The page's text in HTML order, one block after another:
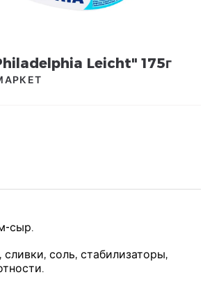
Leicht" 175г
сыр.
соль, стабилизаторы,